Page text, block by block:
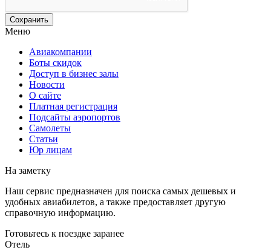
Меню
Авиакомпании
Боты скидок
Доступ в бизнес залы
Новости
О сайте
Платная регистрация
Подсайты аэропортов
Самолеты
Статьи
Юр лицам
На заметку
Наш сервис предназначен для поиска самых дешевых и
удобных авиабилетов, а также предоставляет другую
справочную информацию.
Готовьтесь к поездке заранее
Отель